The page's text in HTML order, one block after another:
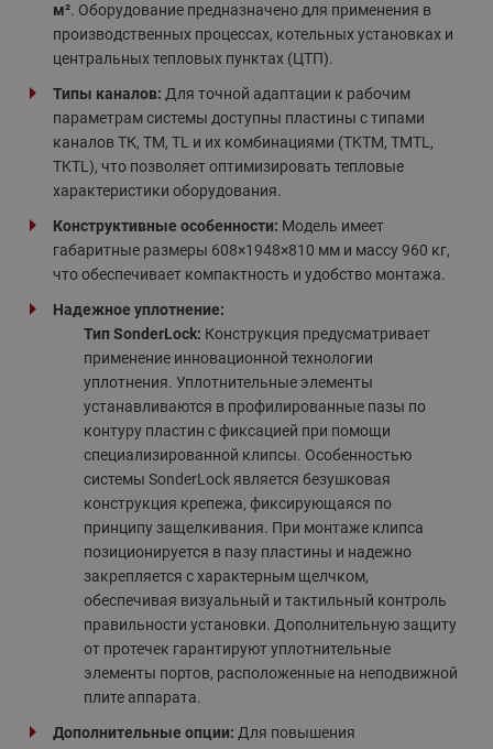
м². Оборудование предназначено для применения в
производственных процессах, котельных установках и
центральных тепловых пунктах (ЦТП).
Типы каналов: Для точной адаптации к рабочим
параметрам системы доступны пластины с типами
каналов ТК, ТМ, TL и их комбинациями (TKTM, TMTL,
TKTL), что позволяет оптимизировать тепловые
характеристики оборудования.
Конструктивные особенности: Модель имеет
габаритные размеры 608×1948×810 мм и массу 960 кг,
что обеспечивает компактность и удобство монтажа.
Надежное уплотнение:
Тип SonderLock: Конструкция предусматривает
применение инновационной технологии
уплотнения. Уплотнительные элементы
устанавливаются в профилированные пазы по
контуру пластин с фиксацией при помощи
специализированной клипсы. Особенностью
системы SonderLock является безушковая
конструкция крепежа, фиксирующаяся по
принципу защелкивания. При монтаже клипса
позиционируется в пазу пластины и надежно
закрепляется с характерным щелчком,
обеспечивая визуальный и тактильный контроль
правильности установки. Дополнительную защиту
от протечек гарантируют уплотнительные
элементы портов, расположенные на неподвижной
плите аппарата.
Дополнительные опции: Для повышения